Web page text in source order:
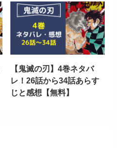
【鬼滅の刃】4巻ネタバ
レ！26話から34話あらす
じと感想【無料】